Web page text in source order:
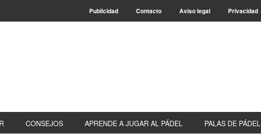
Publicidad Contacto Aviso legal Privacidad
CONSEJOS APRENDE A JUGAR AL PÁDEL PALAS DE PÁDEL